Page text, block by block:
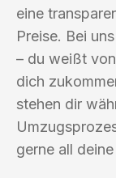
eine
Preise. Bei
– du weißt
dich
stehen dir
gerne all